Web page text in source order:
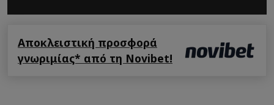
Αποκλειστική προσφορά
γνωριμίας* από τη Novibet!